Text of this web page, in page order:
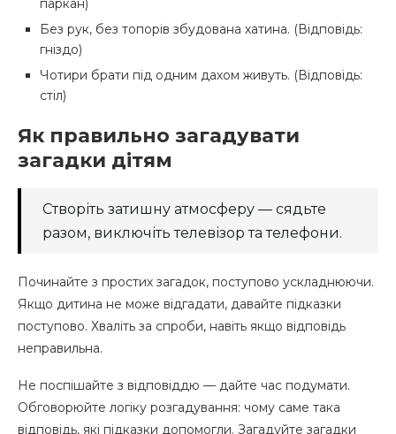
паркан)
Без рук, без топорів збудована хатина. (Відповідь:
гніздо)
Чотири брати під одним дахом живуть. (Відповідь:
стіл)
Як правильно загадувати
загадки дітям
Створіть затишну атмосферу — сядьте
разом, виключіть телевізор та телефони.
Починайте з простих загадок, поступово ускладнюючи.
Якщо дитина не може відгадати, давайте підказки
поступово. Хваліть за спроби, навіть якщо відповідь
неправильна.
Не поспішайте з відповіддю — дайте час подумати.
Обговорюйте логіку розгадування: чому саме така
відповідь, які підказки допомогли. Загадуйте загадки